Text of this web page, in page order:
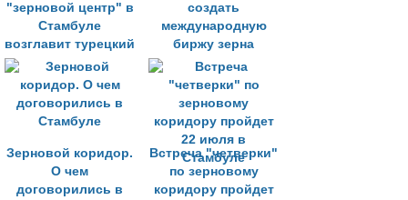
"зерновой центр" в
Стамбуле
возглавит турецкий
адмирал
создать
международную
биржу зерна
Зерновой коридор.
О чем
договорились в
Встреча "четверки"
по зерновому
коридору пройдет